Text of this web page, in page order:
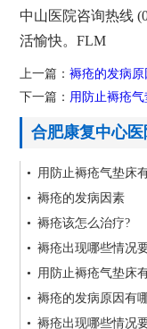
中山医院咨询热线
活愉快。FLM
上一篇：褥疮的发病原
下一篇： 用防止褥疮
合肥康复中心
• 用防止褥疮气垫床
• 褥疮的发病因素
• 褥疮该怎么治疗?
• 褥疮出现哪些情况
• 用防止褥疮气垫床
• 褥疮的发病原因有
• 褥疮出现哪些情况